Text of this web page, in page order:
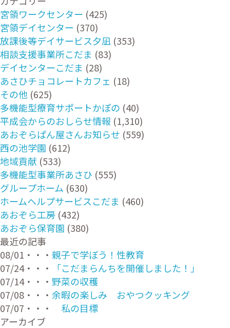
宮領ワークセンター (425)
宮領デイセンター (370)
放課後等デイサービス夕凪 (353)
相談支援事業所こだま (83)
デイセンターこだま (28)
あさひチョコレートカフェ (18)
その他 (625)
多機能型療育サポートかぽの (40)
平成会からのおしらせ情報 (1,310)
あおぞらぱん屋さんお知らせ (559)
西の池学園 (612)
地域貢献 (533)
多機能型事業所あさひ (555)
グループホーム (630)
ホームヘルプサービスこだま (460)
あおぞら工房 (432)
あおぞら保育園 (380)
最近の記事
08/01・・・ 親子で学ぼう！性教育
07/24・・・
「こだまらんちを開催しました！」
07/14・・・ 野菜の収穫
07/08・・・ 余暇の楽しみ おやつクッキング
07/07・・・
私の目標
アーカイブ